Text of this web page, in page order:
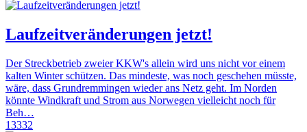
Laufzeitveränderungen jetzt!
Der Streckbetrieb zweier KKW's allein wird uns nicht vor einem
kalten Winter schützen. Das mindeste, was noch geschehen müsste,
wäre, dass Grundremmingen wieder ans Netz geht. Im Norden
könnte Windkraft und Strom aus Norwegen vielleicht noch für
Beh…
13332